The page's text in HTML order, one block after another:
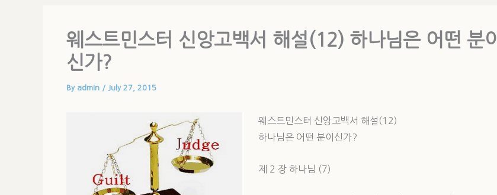
웨스트민스터 신앙고백서 해설(12) 하나님은 어떤 분이
신가?
By admin / July 27, 2015
웨스트민스터 신앙고백서 해설(12)
하나님은 어떤 분이신가?
제 2 장 하나님 (7)